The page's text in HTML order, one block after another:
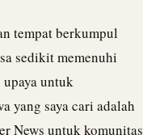
tempat berkumpul
sedikit memenuhi
untuk
yang saya cari adalah
News untuk komunitas